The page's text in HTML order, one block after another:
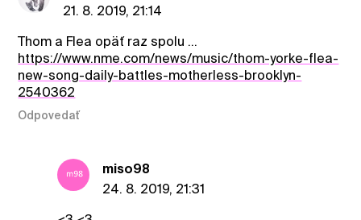
21. 8. 2019, 21:14
Thom a Flea opäť raz spolu ...
https://www.nme.com/news/music/thom-yorke-flea-
new-song-daily-battles-motherless-brooklyn-
2540362
Odpovedať
miso98
24. 8. 2019, 21:31